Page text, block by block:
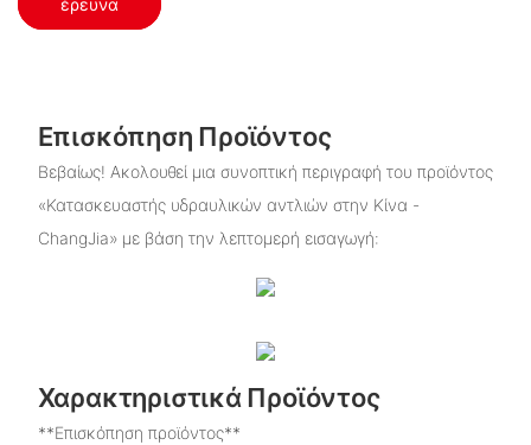
έρευνα
Επισκόπηση Προϊόντος
Βεβαίως! Ακολουθεί μια συνοπτική περιγραφή του προϊόντος
«Κατασκευαστής υδραυλικών αντλιών στην Κίνα -
ChangJia» με βάση την λεπτομερή εισαγωγή:
Χαρακτηριστικά Προϊόντος
**Επισκόπηση προϊόντος**